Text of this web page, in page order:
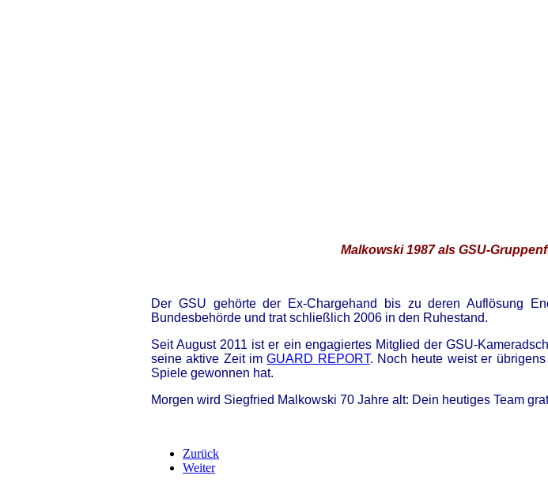
Malkowski 1987 als GSU-
Der GSU gehörte der Ex-Chargehand bis zu deren Auflösung
Bundesbehörde und trat schließlich 2006 in den Ruhestand.
Seit August 2011 ist er ein engagiertes Mitglied der GSU-
seine aktive Zeit imGUARD REPORT. Noch heute weist er
Spiele gewonnen hat.
Morgen wird Siegfried Malkowski 70 Jahre alt: Dein heutiges Team
Zurück
Weiter